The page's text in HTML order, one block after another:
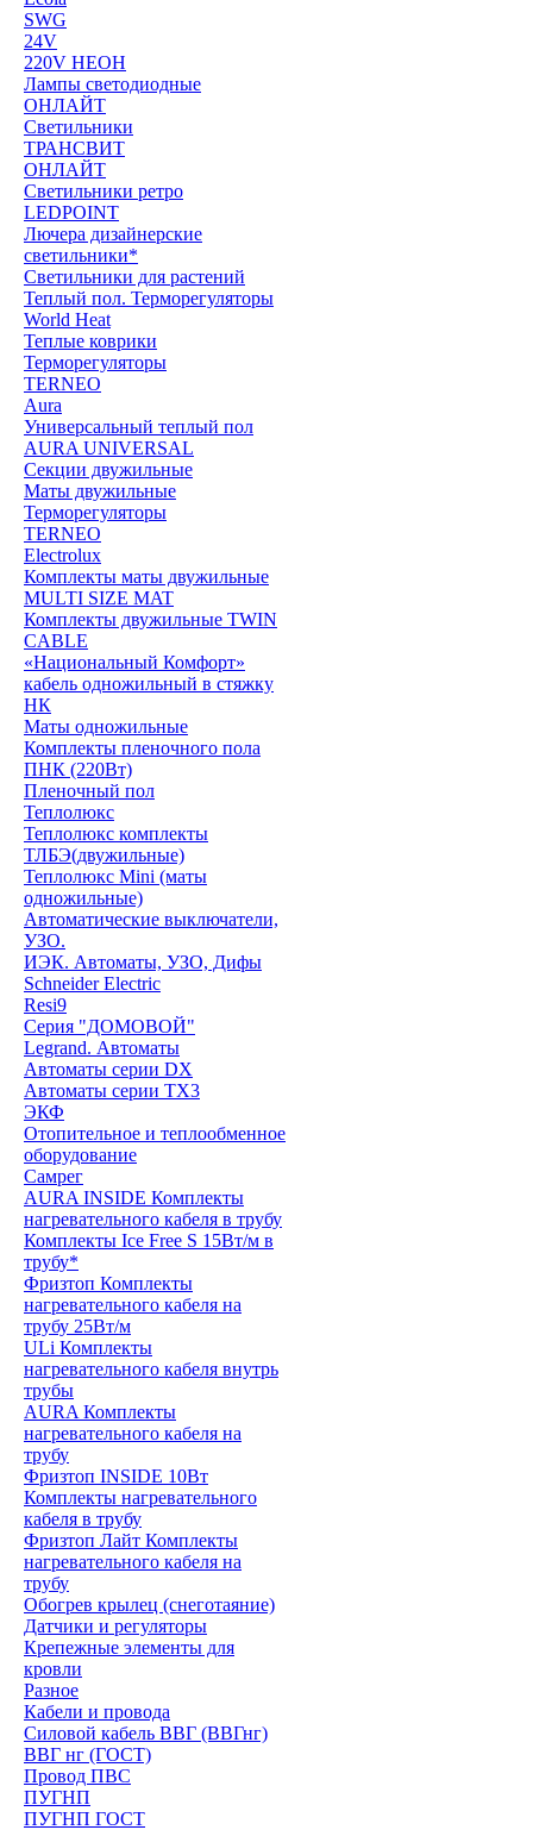
SWG
24V
220V НЕОН
Лампы светодиодные
ОНЛАЙТ
Светильники
ТРАНСВИТ
ОНЛАЙТ
Светильники ретро
LEDPOINT
Лючера дизайнерские
светильники*
Светильники для растений
Теплый пол. Терморегуляторы
World Heat
Теплые коврики
Терморегуляторы
TERNEO
Aura
Универсальный теплый пол
AURA UNIVERSAL
Секции двужильные
Маты двужильные
Терморегуляторы
TERNEO
Electrolux
Комплекты маты двужильные
MULTI SIZE MAT
Комплекты двужильные TWIN
CABLE
«Национальный Комфорт»
кабель одножильный в стяжку
НК
Маты одножильные
Комплекты пленочного пола
ПНК (220Вт)
Пленочный пол
Теплолюкс
Теплолюкс комплекты
ТЛБЭ(двужильные)
Теплолюкс Mini (маты
одножильные)
Автоматические выключатели,
УЗО.
ИЭК. Автоматы, УЗО, Дифы
Schneider Electric
Resi9
Серия "ДОМОВОЙ"
Legrand. Автоматы
Автоматы серии DX
Автоматы серии TX3
ЭКФ
Отопительное и теплообменное
оборудование
Самрег
AURA INSIDE Комплекты
нагревательного кабеля в трубу
Комплекты Ice Free S 15Вт/м в
трубу*
Фризтоп Комплекты
нагревательного кабеля на
трубу 25Вт/м
ULi Комплекты
нагревательного кабеля внутрь
трубы
AURA Комплекты
нагревательного кабеля на
трубу
Фризтоп INSIDE 10Вт
Комплекты нагревательного
кабеля в трубу
Фризтоп Лайт Комплекты
нагревательного кабеля на
трубу
Обогрев крылец (снеготаяние)
Датчики и регуляторы
Крепежные элементы для
кровли
Разное
Кабели и провода
Силовой кабель ВВГ (ВВГнг)
ВВГ нг (ГОСТ)
Провод ПВС
ПУГНП
ПУГНП ГОСТ